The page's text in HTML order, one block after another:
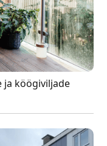
ja köögiviljade